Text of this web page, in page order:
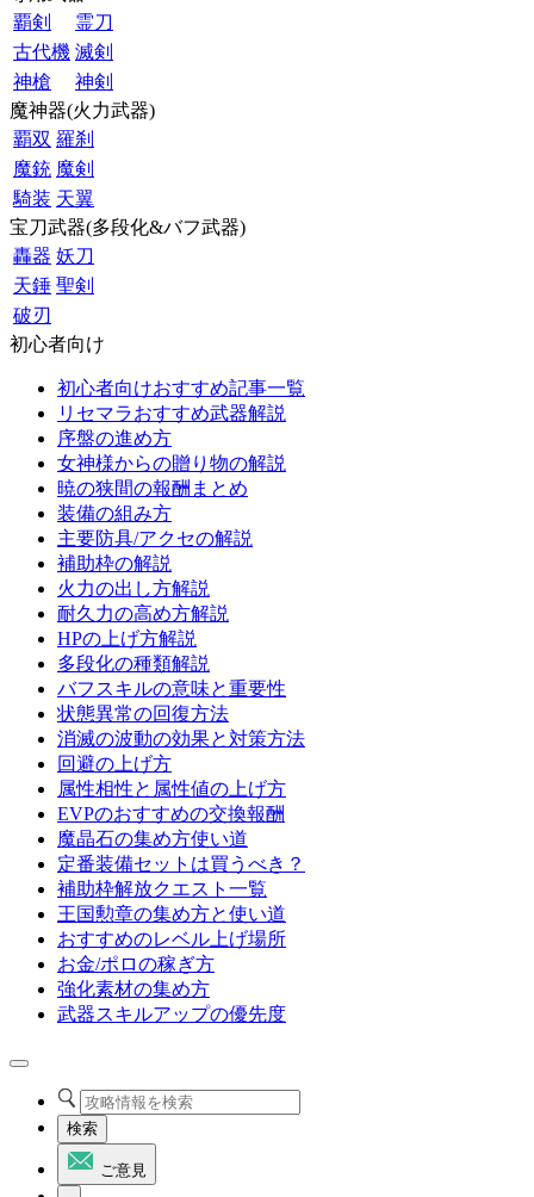
覇剣
霊刀
古代機 滅剣
神槍
神剣
魔神器(火力武器)
覇双 羅刹
魔銃 魔剣
騎装 天翼
宝刀武器(多段化&バフ武器)
轟器 妖刀
天錘 聖剣
破刃
初心者向け
初心者向けおすすめ記事一覧
リセマラおすすめ武器解説
序盤の進め方
女神様からの贈り物の解説
暁の狭間の報酬まとめ
装備の組み方
主要防具/アクセの解説
補助枠の解説
火力の出し方解説
耐久力の高め方解説
HPの上げ方解説
多段化の種類解説
バフスキルの意味と重要性
状態異常の回復方法
消滅の波動の効果と対策方法
回避の上げ方
属性相性と属性値の上げ方
EVPのおすすめの交換報酬
魔晶石の集め方使い道
定番装備セットは買うべき？
補助枠解放クエスト一覧
王国勲章の集め方と使い道
おすすめのレベル上げ場所
お金/ポロの稼ぎ方
強化素材の集め方
武器スキルアップの優先度
検索
ご意見